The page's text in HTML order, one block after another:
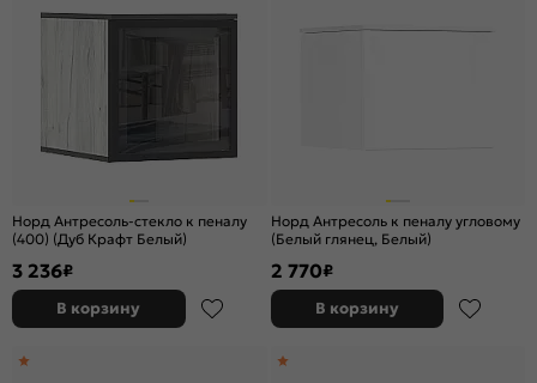
Норд Антресоль-стекло к пеналу
(400) (Дуб Крафт Белый)
3 236₽
В корзину
Норд Антресоль к пеналу угловому
(Белый глянец, Белый)
2 770₽
В корзину